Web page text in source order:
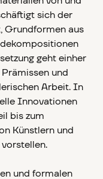
sich der
Grundformen aus
geht einher
und
Arbeit. In
Innovationen
bis zum
Künstlern und
vorstellen.
und formalen